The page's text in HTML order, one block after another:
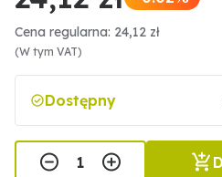
Cena regularna: 24,12 zł
(W tym VAT)
Dostępny